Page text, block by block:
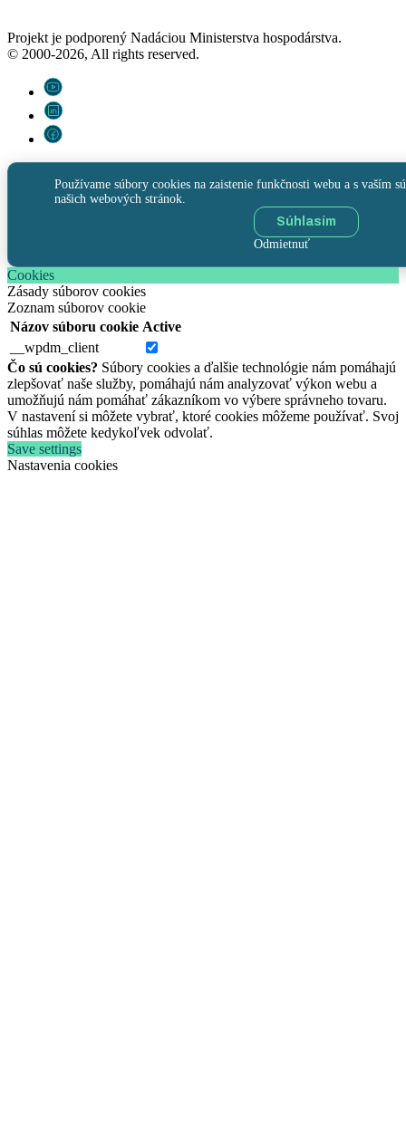
Projekt je podporený Nadáciou Ministerstva hospodárstva.
© 2000-2026, All rights reserved.
Používame súbory cookies na zaistenie funkčnosti webu a s vaším
našich webových stránok.
Súhlasím
Odmietnuť
Cookies
Zásady súborov cookies
Zoznam súborov cookie
Názov súboru cookie Active
__wpdm_client
Čo sú cookies? Súbory cookies a ďalšie technológie nám pomáhajú
zlepšovať naše služby, pomáhajú nám analyzovať výkon webu a
umožňujú nám pomáhať zákazníkom vo výbere správneho tovaru.
V nastavení si môžete vybrať, ktoré cookies môžeme používať. Svoj
súhlas môžete kedykoľvek odvolať.
Save settings
Nastavenia cookies